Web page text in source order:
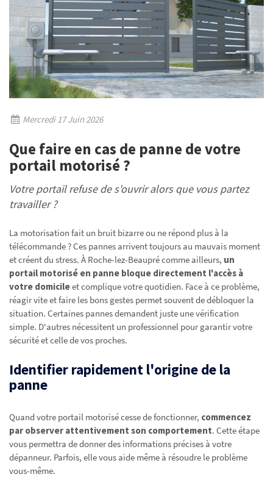
Mercredi 17 Juin 2026
Que faire en cas de panne de votre
portail motorisé ?
Votre portail refuse de s'ouvrir alors que vous partez
travailler ?
La motorisation fait un bruit bizarre ou ne répond plus à la
télécommande ? Ces pannes arrivent toujours au mauvais moment
et créent du stress. À Roche-lez-Beaupré comme ailleurs, un
portail motorisé en panne bloque directement l'accès à
votre domicileet complique votre quotidien. Face à ce problème,
réagir vite et faire les bons gestes permet souvent de débloquer la
situation. Certaines pannes demandent juste une vérification
simple. D'autres nécessitent un professionnel pour garantir votre
sécurité et celle de vos proches.
Identifier rapidement l'origine de la
panne
Quand votre portail motorisé cesse de fonctionner, commencez
par observer attentivement son comportement. Cette étape
vous permettra de donner des informations précises à votre
dépanneur. Parfois, elle vous aide même à résoudre le problème
vous-même.